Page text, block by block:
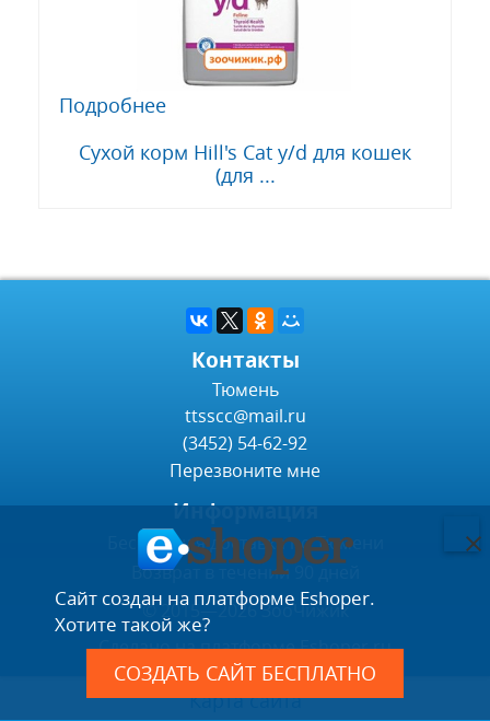
Подробнее
Сухой корм Hill's Cat y/d для кошек
(для ...
Контакты
Тюмень
ttsscc@mail.ru
(3452) 54-62-92
Перезвоните мне
Информация
Бесплатная доставка по Тюмени
Возврат в течении 90 дней
© 2015—2026 ЗооЧижик
Сделано на платформеEshoper.ru
Карта сайта
Сайт создан на платформе Eshoper.
Хотите такой же?
СОЗДАТЬ САЙТ БЕСПЛАТНО